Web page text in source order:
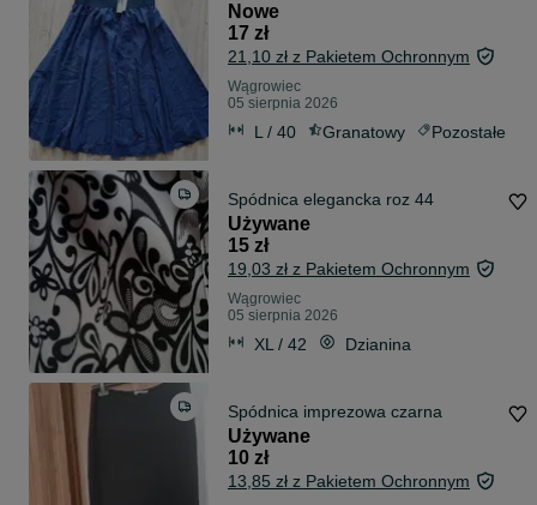
Nowe
17 zł
21,10 zł z Pakietem Ochronnym
Wągrowiec
05 sierpnia 2026
L / 40 Granatowy Pozostałe
Spódnica elegancka roz 44
Używane
15 zł
19,03 zł z Pakietem Ochronnym
Wągrowiec
05 sierpnia 2026
XL / 42 Dzianina
Spódnica imprezowa czarna
Używane
10 zł
13,85 zł z Pakietem Ochronnym